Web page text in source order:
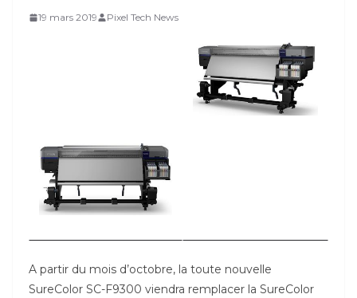
19 mars 2019 Pixel Tech News
A partir du mois d’octobre, la toute nouvelle
SureColor SC-F9300 viendra remplacer la SureColor